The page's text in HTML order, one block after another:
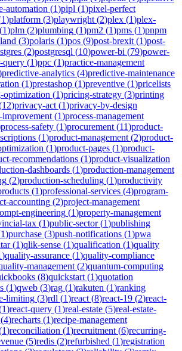
automation (1)pipl (1)pixel-perfect
1)platform (3)playwright (2)plex (1)plex-
(1)plm (2)plumbing (1)pm2 (1)pms (1)pnpm
(3)polaris (1)pos (9)post-brexit (1)post-
(2)postgresql (10)power-bi (79)power-
query (1)ppc (1)practice-management
predictive-analytics (4)predictive-maintenance
(1)prestashop (1)preventive (1)pricelists
optimization (1)pricing-strategy (3)printing
12)privacy-act (1)privacy-by-design
improvement (1)process-management
process-safety (1)procurement (11)product-
(1)product-management (2)product-
(1)product-pages (1)product-
recommendations (1)product-visualization
dashboards (1)production-management
(2)production-scheduling (1)productivity
(1)professional-services (4)program-
accounting (2)project-management
engineering (1)property-management
tax (1)public-sector(1)publishing
1)purchase (3)push-notifications (1)pwa
(1)qlik-sense (1)qualification (1)quality
)quality-assurance (1)quality-compliance
management (2)quantum-computing
(8)quickstart (1)quotation
(1)qweb (3)rag (1)rakuten (1)ranking
limiting (3)rdl (1)react (8)react-19 (2)react-
1)react-query (1)real-estate (5)real-estate-
(4)recharts (1)recipe-management
1)reconciliation (1)recruitment (6)recurring-
(5)redis (2)refurbished (1)registration